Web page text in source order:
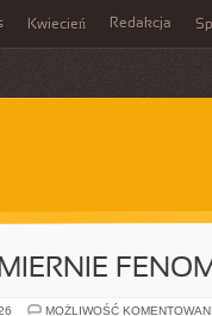
Kwiecień Redakcja
MOŻLIWOŚĆ